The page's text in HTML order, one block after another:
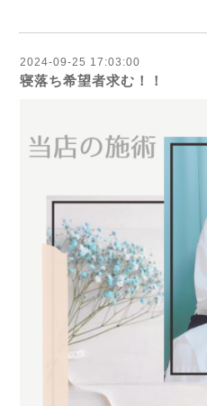
2024-09-25 17:03:00
寝落ち希望者求む！！